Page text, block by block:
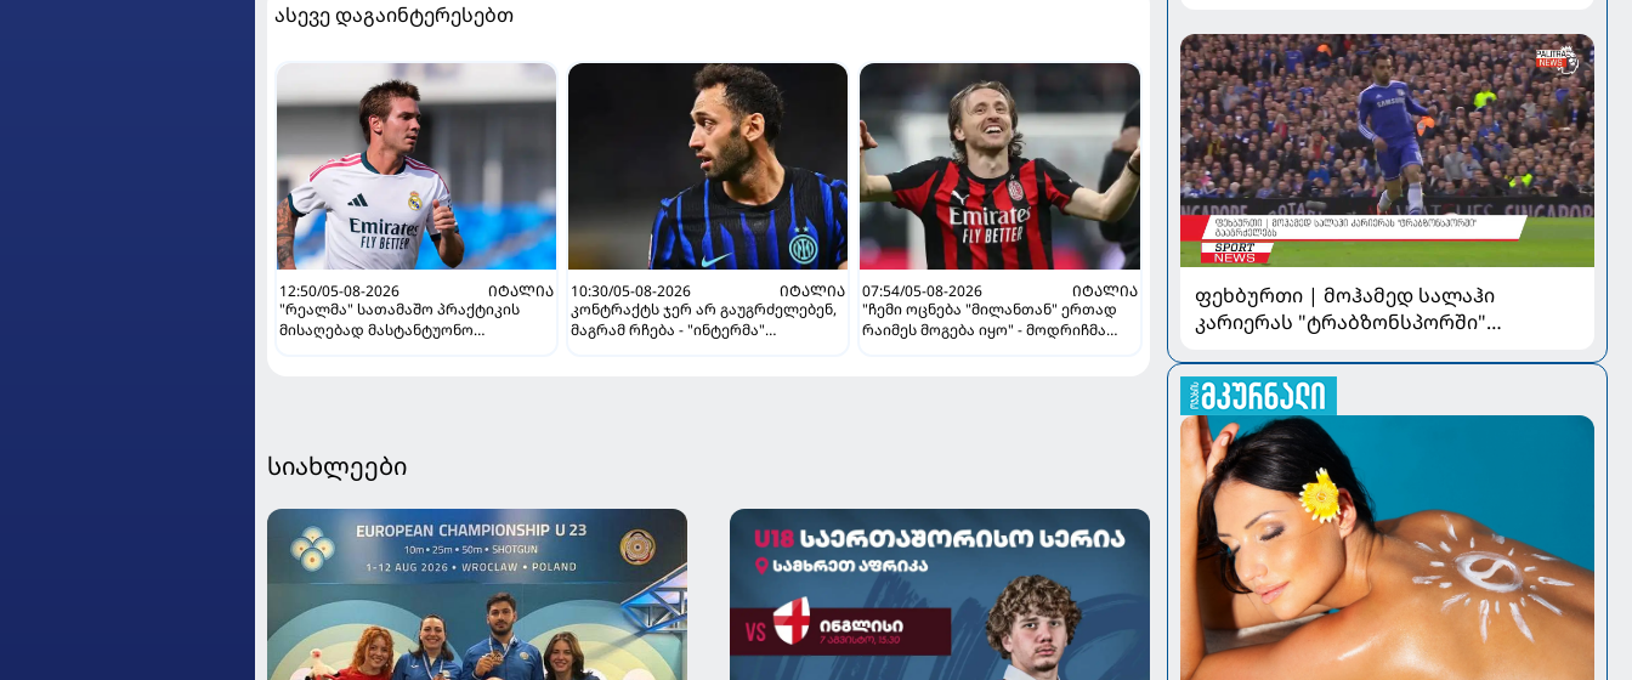
ასევე დაგაინტერესებთ
12:50/05-08-2026
ᲘᲢᲐᲚᲘᲐ
"რეალმა" სათამაშო პრაქტიკის
მისაღებად მასტანტუონო
10:30/05-08-2026
ᲘᲢᲐᲚᲘᲐ
კონტრაქტს ჯერ არ გაუგრძელებენ,
მაგრამ რჩება - "ინტერმა"
07:54/05-08-2026
ᲘᲢᲐᲚᲘᲐ
"ჩემი ოცნება "მილანთან" ერთად
რაიმეს მოგება იყო" - მოდრიჩმა
სიახლეები
ფეხბურთი | მოჰამედ სალაჰი
კარიერას "ტრაბზონსპორში"